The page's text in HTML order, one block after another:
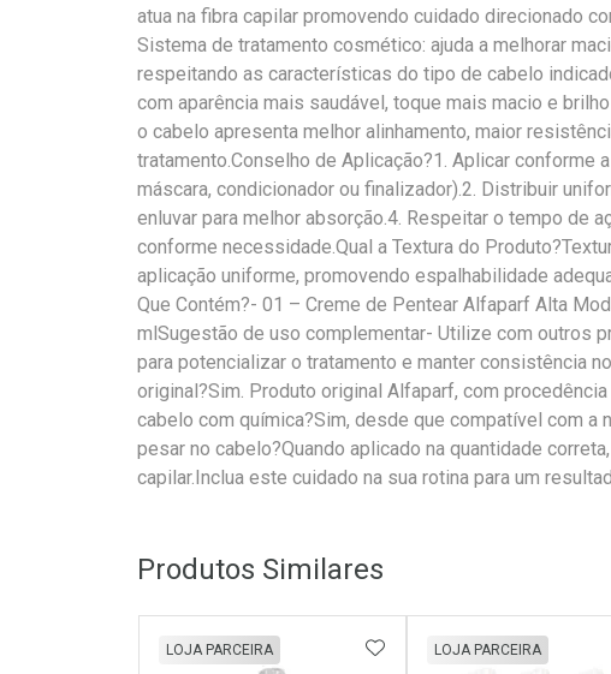
atua na fibra capilar promovendo cuidado direcionado
Sistema de tratamento cosmético: ajuda a melhorar
respeitando as características do tipo de cabelo
com aparência mais saudável, toque mais macio e
o cabelo apresenta melhor alinhamento, maior
tratamento.Conselho de Aplicação?1. Aplicar conforme
máscara, condicionador ou finalizador).2. Distribuir
enluvar para melhor absorção.4. Respeitar o tempo de
conforme necessidade.Qual a Textura do
aplicação uniforme, promovendo espalhabilidade
Que Contém?- 01 – Creme de Pentear Alfaparf Alta
mlSugestão de uso complementar- Utilize com outros
para potencializar o tratamento e manter consistência
original?Sim. Produto original Alfaparf, com
cabelo com química?Sim, desde que compatível com a
pesar no cabelo?Quando aplicado na quantidade
capilar.Inclua este cuidado na sua rotina para um
Produtos Similares
LOJA PARCEIRA ADICIONAR AOS
LOJA PARCEIRA